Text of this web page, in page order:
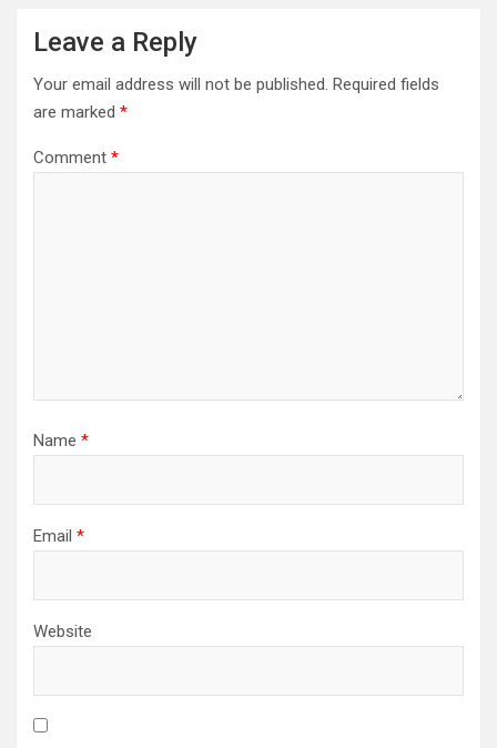
Leave a Reply
Your email address will not be published. Required fields
are marked *
Comment *
Name *
Email *
Website